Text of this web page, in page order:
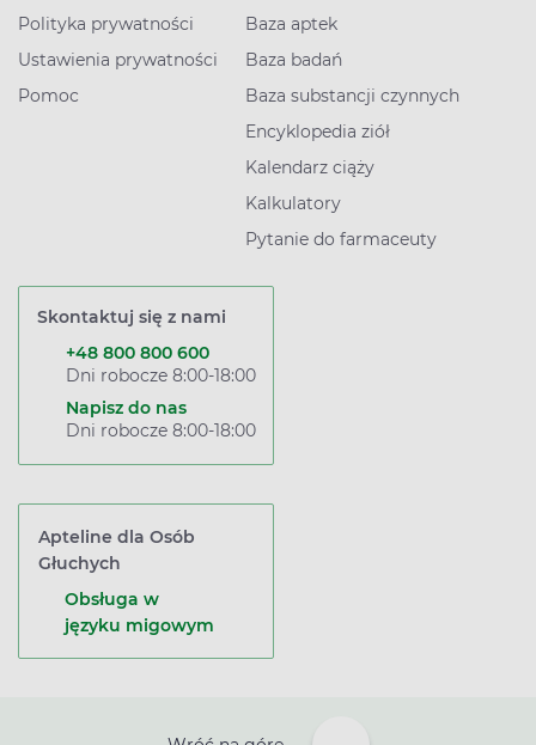
Polityka prywatności
Ustawienia prywatności
Pomoc
Baza aptek
Baza badań
Baza substancji czynnych
Encyklopedia ziół
Kalendarz ciąży
Kalkulatory
Pytanie do farmaceuty
Skontaktuj się z nami
+48 800 800 600
Dni robocze 8:00-18:00
Napisz do nas
Dni robocze 8:00-18:00
Apteline dla Osób
Głuchych
Obsługa w
języku migowym